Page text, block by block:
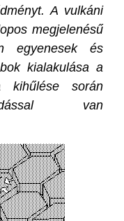
A vulkáni
megjelenésű
egyenesek és
kialakulása a
kihűlése során
van